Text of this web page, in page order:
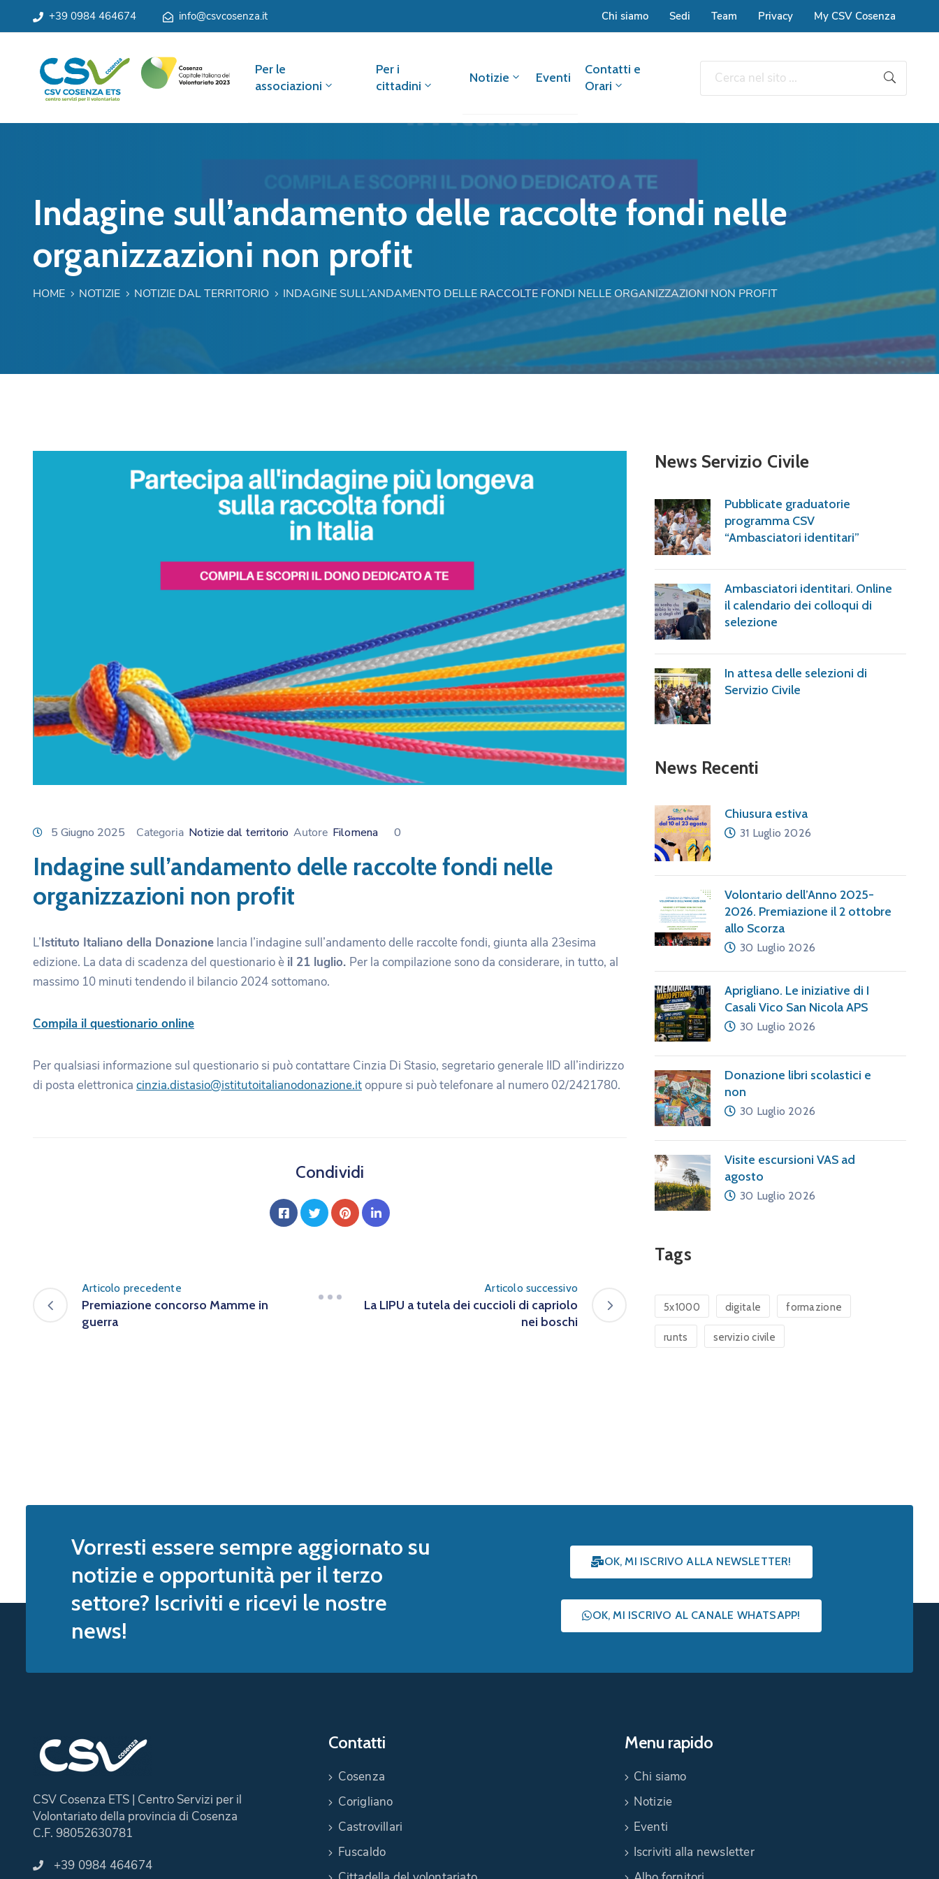
+39 0984 464674 info@csvcosenza.it Chi siamo Sedi Team Privacy My CSV Cosenza
Per le
associazioni
Per i
cittadini
Notizie Eventi
Contatti e
Orari
Indagine sull’andamento delle raccolte fondi nelle
organizzazioni non profit
HOME NOTIZIE NOTIZIE DAL TERRITORIO INDAGINE SULL’ANDAMENTO DELLE RACCOLTE FONDI NELLE ORGANIZZAZIONI NON PROFIT
5 Giugno 2025 Categoria Notizie dal territorio Autore Filomena 0
Indagine sull’andamento delle raccolte fondi nelle
organizzazioni non profit
L’Istituto Italiano della Donazione lancia l’indagine sull’andamento delle raccolte fondi, giunta alla 23esima
edizione. La data di scadenza del questionario è il 21 luglio. Per la compilazione sono da considerare, in tutto, al
massimo 10 minuti tendendo il bilancio 2024 sottomano.
Compila il questionario online
Per qualsiasi informazione sul questionario si può contattare Cinzia Di Stasio, segretario generale IID all’indirizzo
di posta elettronica cinzia.distasio@istitutoitalianodonazione.itoppure si può telefonare al numero 02/2421780.
Condividi
Articolo precedente
Premiazione concorso Mamme in
guerra
Articolo successivo
La LIPU a tutela dei cuccioli di capriolo
nei boschi
News Servizio Civile
Pubblicate graduatorie
programma CSV
“Ambasciatori identitari”
Ambasciatori identitari. Online
il calendario dei colloqui di
selezione
In attesa delle selezioni di
Servizio Civile
News Recenti
Chiusura estiva
31 Luglio 2026
Volontario dell’Anno 2025-
2026. Premiazione il 2 ottobre
allo Scorza
30 Luglio 2026
Aprigliano. Le iniziative di I
Casali Vico San Nicola APS
30 Luglio 2026
Donazione libri scolastici e
non
30 Luglio 2026
Visite escursioni VAS ad
agosto
30 Luglio 2026
Tags
5x1000 digitale formazione
runts servizio civile
Vorresti essere sempre aggiornato su
notizie e opportunità per il terzo
settore? Iscriviti e ricevi le nostre
news!
OK, MI ISCRIVO ALLA NEWSLETTER!
OK, MI ISCRIVO AL CANALE WHATSAPP!
CSV Cosenza ETS | Centro Servizi per il
Volontariato della provincia di Cosenza
C.F. 98052630781
+39 0984 464674
Contatti
Cosenza
Corigliano
Castrovillari
Fuscaldo
Menu rapido
Chi siamo
Notizie
Eventi
Iscriviti alla newsletter